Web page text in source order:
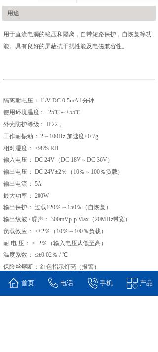
用途
用于直流电源的稳压和隔离，自带短路保护，自恢复等功
能。具有良好的屏蔽抗干扰性能及电磁兼容性。
隔离耐电压： 1kV DC 0.5mA 1分钟
使用环境温度： -25℃～+55℃
外壳防护等级： IP22 。
工作耐振动： 2～100Hz 加速度≤0.7g
相对湿度： ≤98% RH
输入电压： DC 24V（DC 18V～DC 36V）
输出电压： DC 24V±2％（10％～100％负载）
输出电流： 5A
最大功率： 200W
输出保护： 过载120％～150％（自恢复）
输出纹波 / 噪声： 300mVp-p Max（20MHz带宽）
负载效应： ≤±2％（10％～100％负载）
耐 电 压： ≤±2％（输入电压从低至高）
温度系数： ≤±0.02％ / ℃
保险丝熔断： 红色指示灯亮（报警）
首页 电话 手机 产品